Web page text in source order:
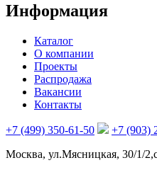
Информация
Каталог
О компании
Проекты
Распродажа
Вакансии
Контакты
+7 (499) 350-61-50 +7 (903)
Москва, ул.Мясницкая, 30/1/